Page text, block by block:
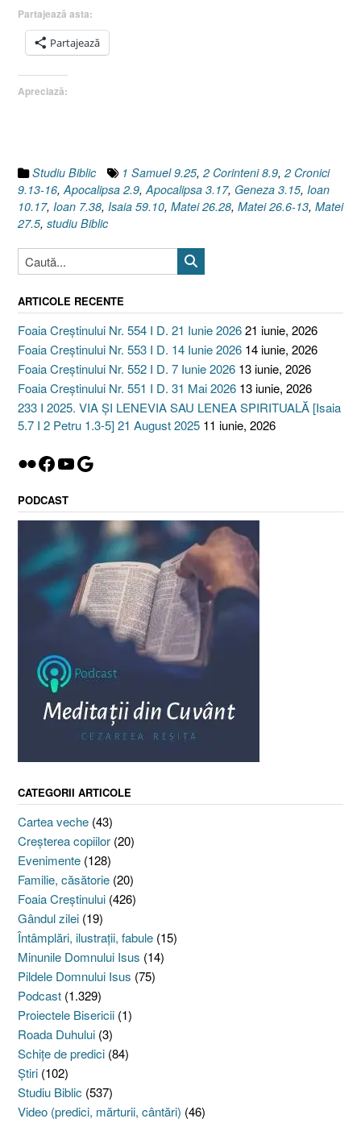
Partajează asta:
Partajează
Apreciază:
Studiu Biblic 1 Samuel 9.25, 2 Corinteni 8.9, 2 Cronici
9.13-16, Apocalipsa 2.9, Apocalipsa 3.17, Geneza 3.15, Ioan
10.17, Ioan 7.38, Isaia 59.10, Matei 26.28, Matei 26.6-13, Matei
27.5, studiu Biblic
ARTICOLE RECENTE
Foaia Creștinului Nr. 554 I D. 21 Iunie 202621 iunie, 2026
Foaia Creștinului Nr. 553 I D. 14 Iunie 2026 14 iunie, 2026
Foaia Creștinului Nr. 552 I D. 7 Iunie 2026 13 iunie, 2026
Foaia Creștinului Nr. 551 I D. 31 Mai 2026 13 iunie, 2026
233 I 2025. VIA ȘI LENEVIA SAU LENEA SPIRITUALĂ [Isaia
5.7 I 2 Petru 1.3-5] 21 August 2025 11 iunie, 2026
Flickr
Facebook
YouTube
Google
PODCAST
CATEGORII ARTICOLE
Cartea veche (43)
Creşterea copiilor (20)
Evenimente (128)
Familie, căsătorie (20)
Foaia Creştinului (426)
Gândul zilei (19)
Întâmplări, ilustraţii, fabule (15)
Minunile Domnului Isus (14)
Pildele Domnului Isus (75)
Podcast (1.329)
Proiectele Bisericii (1)
Roada Duhului (3)
Schiţe de predici (84)
Ştiri (102)
Studiu Biblic (537)
Video (predici, mărturii, cântări) (46)